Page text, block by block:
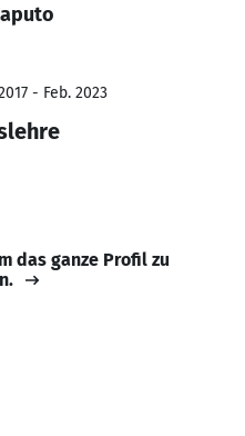
- Feb. 2023
das ganze Profil zu